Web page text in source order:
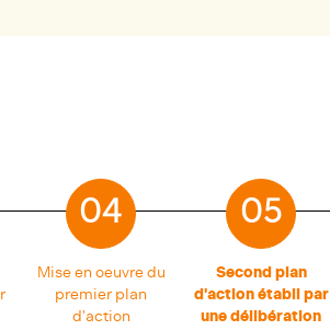
04
Mise en oeuvre du
premier plan
d'action
05
Second plan
d'action établi par
une délibération